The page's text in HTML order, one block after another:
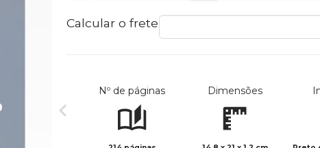
Calcular o frete
Nº de páginas Dimensões